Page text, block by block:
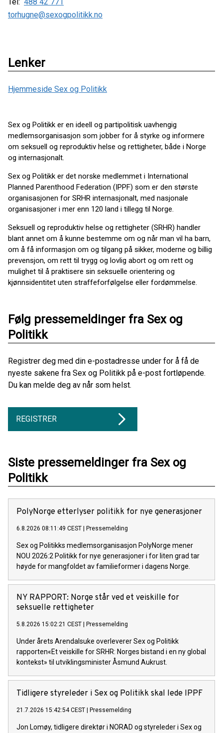
Tel: 488 42 771
torhugne@sexogpolitikk.no
Lenker
Hjemmeside Sex og Politikk
Sex og Politikk er en ideell og partipolitisk uavhengig
medlemsorganisasjon som jobber for å styrke og informere
om seksuell og reproduktiv helse og rettigheter, både i Norge
og internasjonalt.
Sex og Politikk er det norske medlemmet i International
Planned Parenthood Federation (IPPF) som er den største
organisasjonen for SRHR internasjonalt, med nasjonale
organisasjoner i mer enn 120 land i tillegg til Norge.
Seksuell og reproduktiv helse og rettigheter (SRHR) handler
blant annet om å kunne bestemme om og når man vil ha barn,
om å få informasjon om og tilgang på sikker, moderne og billig
prevensjon, om rett til trygg og lovlig abort og om rett og
mulighet til å praktisere sin seksuelle orientering og
kjønnsidentitet uten straffeforfølgelse eller fordømmelse.
Følg pressemeldinger fra Sex og
Politikk
Registrer deg med din e-postadresse under for å få de
nyeste sakene fra Sex og Politikk på e-post fortløpende.
Du kan melde deg av når som helst.
REGISTRER
Siste pressemeldinger fra Sex og
Politikk
PolyNorge etterlyser politikk for nye generasjoner
6.8.2026 08:11:49 CEST Pressemelding
Sex og Politikks medlemsorganisasjon PolyNorge mener
NOU 2026:2 Politikk for nye generasjoner i for liten grad tar
høyde for mangfoldet av familieformer i dagens Norge.
NY RAPPORT: Norge står ved et veiskille for
seksuelle rettigheter
5.8.2026 15:02:21 CEST Pressemelding
Under årets Arendalsuke overleverer Sex og Politikk
rapporten«Et veiskille for SRHR: Norges bistand i en ny global
kontekst» til utviklingsminister Åsmund Aukrust.
Tidligere styreleder i Sex og Politikk skal lede IPPF
21.7.2026 15:42:54 CEST Pressemelding
Jon Lomøy, tidligere direktør i NORAD og styreleder i Sex og